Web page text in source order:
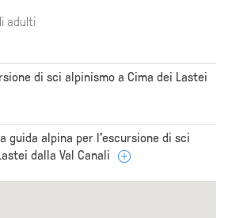
adulti
di sci alpinismo a Cima dei Lastei
guida alpina per l'escursione di sci
dalla Val Canali